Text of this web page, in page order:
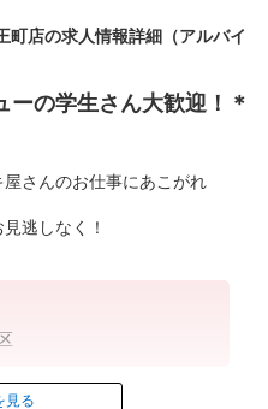
店の求人情報詳細（アルバイ
ーの学生さん大歓迎！＊
屋さんのお仕事にあこがれ
逃しなく！
見る